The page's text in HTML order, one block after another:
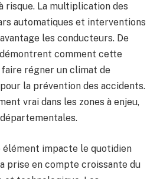
risque. La multiplication des
automatiques et interventions
les conducteurs. De
comment cette
régner un climat de
la prévention des accidents.
vrai dans les zones à enjeu,
élément impacte le quotidien
prise en compte croissante du